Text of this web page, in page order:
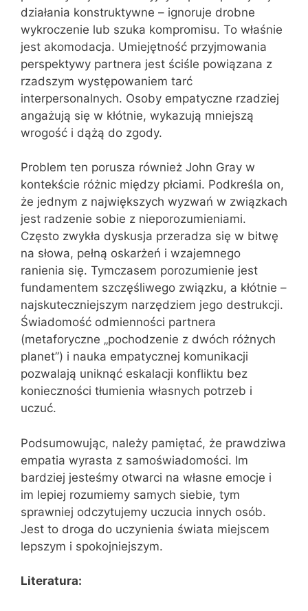
działania konstruktywne – ignoruje drobne
wykroczenie lub szuka kompromisu. To właśnie
jest akomodacja. Umiejętność przyjmowania
perspektywy partnera jest ściśle powiązana z
rzadszym występowaniem tarć
interpersonalnych. Osoby empatyczne rzadziej
angażują się w kłótnie, wykazują mniejszą
wrogość i dążą do zgody.
Problem ten porusza również John Gray w
kontekście różnic między płciami. Podkreśla on,
że jednym z największych wyzwań w związkach
jest radzenie sobie z nieporozumieniami.
Często zwykła dyskusja przeradza się w bitwę
na słowa, pełną oskarżeń i wzajemnego
ranienia się. Tymczasem porozumienie jest
fundamentem szczęśliwego związku, a kłótnie –
najskuteczniejszym narzędziem jego destrukcji.
Świadomość odmienności partnera
(metaforyczne „pochodzenie z dwóch różnych
planet”) i nauka empatycznej komunikacji
pozwalają uniknąć eskalacji konfliktu bez
konieczności tłumienia własnych potrzeb i
uczuć.
Podsumowując, należy pamiętać, że prawdziwa
empatia wyrasta z samoświadomości. Im
bardziej jesteśmy otwarci na własne emocje i
im lepiej rozumiemy samych siebie, tym
sprawniej odczytujemy uczucia innych osób.
Jest to droga do uczynienia świata miejscem
lepszym i spokojniejszym.
Literatura: